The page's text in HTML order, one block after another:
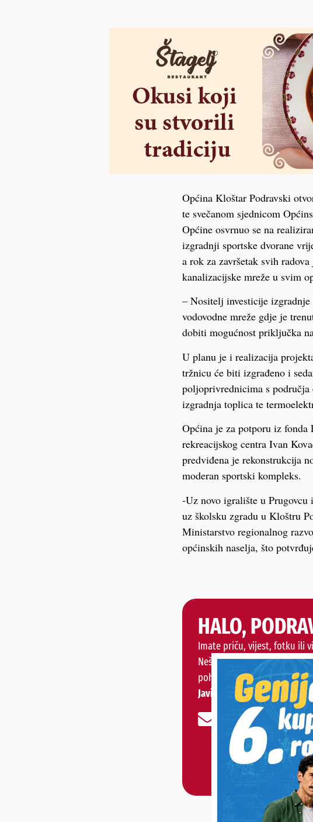
Općina Kloštar Podravski
te svečanom sjednicom
Općine osvrnuo se na
izgradnji sportske dvorane
a rok za završetak svih
kanalizacijske mreže u svim
– Nositelj investicije
vodovodne mreže gdje je
dobiti mogućnost priključka
U planu je i realizacija
tržnicu će biti izgrađeno i
poljoprivrednicima s
izgradnja toplica te
Općina je za potporu iz
rekreacijskog centra Ivan
predviđena je rekonstrukcija
moderan sportski kompleks.
-Uz novo igralište u
uz školsku zgradu u Kloštru
Ministarstvo regionalnog
općinskih naselja, što
HALO,
Imate priču, vijest, fotku ili
Nešto vas muči ili želite
pohvaliti?
Javite nam se!